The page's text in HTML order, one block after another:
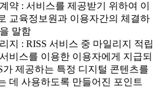
약 : 서비스를 제공받기 위하여 이
교육정보원과 이용자간의 체결하
말함
지 : RISS 서비스 중 마일리지 적립
비스를 이용한 이용자에게 지급되
가 제공하는 특정 디지털 콘텐츠를
데 사용하도록 만들어진 포인트